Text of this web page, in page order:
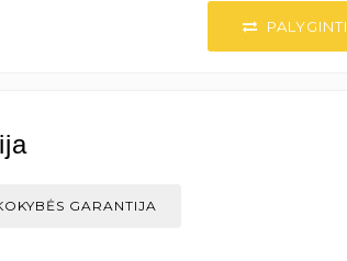
PALYGINTI
GARANTIJA